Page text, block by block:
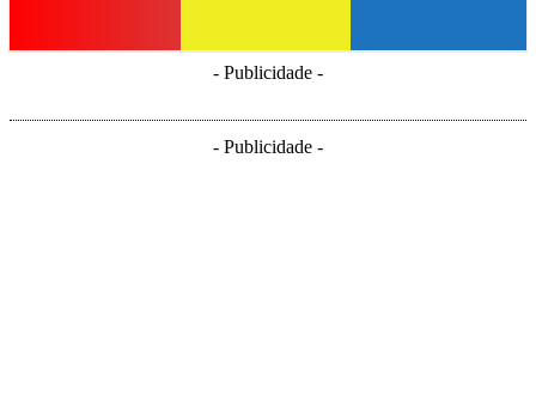
- Publicidade -
- Publicidade -